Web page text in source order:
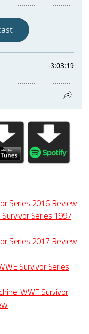
Series 2016 Review
Series 1997
Series 2017 Review
Survivor Series
WWF Survivor